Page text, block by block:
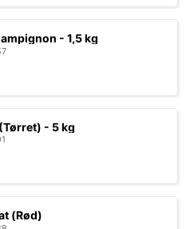
- 1,5 kg
- 5 kg
(Rød)